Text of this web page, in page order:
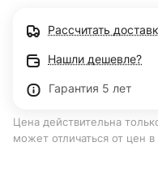
Рассчитать
Нашли дешевле?
Гарантия 5 лет
Цена действительна
может отличаться от цен